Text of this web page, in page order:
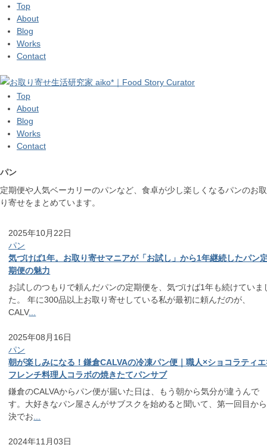
Top
About
Blog
Works
Contact
Top
About
Blog
Works
Contact
パン
定期便や人気ベーカリーのパンなど、食卓が少し楽しくなるパンのお取
り寄せをまとめています。
2025年10月22日
パン
気づけば1年。お取り寄せマニアが「お試し」から1年継続したパン
期便の魅力
お試しのつもりで頼んだパンの定期便を、気づけば1年も続けていま
た。 年に300品以上お取り寄せしている私が最初に頼んだのが、
CALV...
2025年08月16日
パン
朝が楽しみになる！鎌倉CALVAの冷凍パン便｜職人×ショコラティ
フレンチ料理人コラボの焼きたてパンサブ
鎌倉のCALVAからパン便が届いた日は、もう朝から気分が違うんで
す。大好きなパン屋さんがサブスクを始めると聞いて、第一回目か
決でお
2024年11月03日